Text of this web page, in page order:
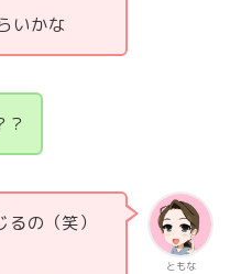
いかな
？
ともな
の（笑）